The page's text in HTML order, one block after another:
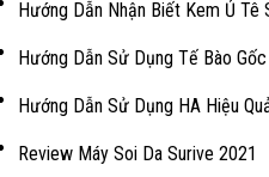
Hướng Dẫn Nhận Biết Kem Ủ Tê
Hướng Dẫn Sử Dụng Tế Bào
Hướng Dẫn Sử Dụng HA Hiệu
Review Máy Soi Da Surive 2021